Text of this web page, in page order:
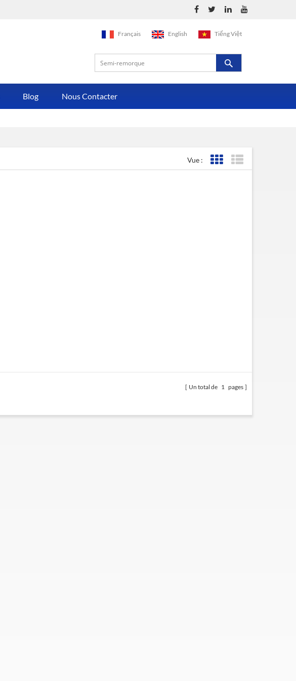
Français English Tiếng Việt
Blog Nous Contacter
Vue : Affichage de la grille
Un total de 1 pages